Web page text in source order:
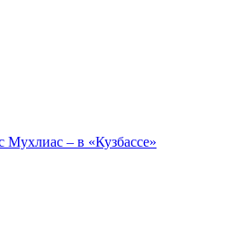
– в «Кузбассе»